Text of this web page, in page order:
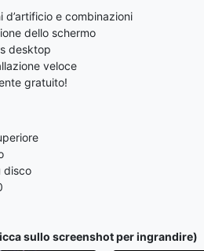
d’artificio e combinazioni
dello schermo
desktop
veloce
gratuito!
disco
sullo screenshot per ingrandire)